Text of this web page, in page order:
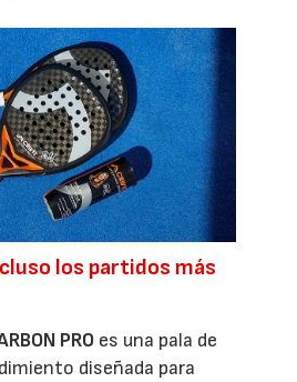
los partidos más
PRO es una pala de
diseñada para